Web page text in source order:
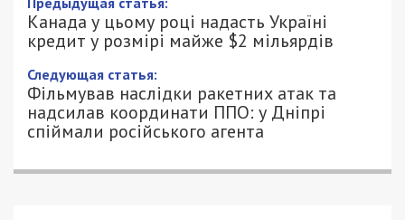
Канада у цьому році надасть Україні
кредит у розмірі майже $2 мільярдів
Следующая статья:
Фільмував наслідки ракетних атак та
надсилав координати ППО: у Дніпрі
спіймали російського агента